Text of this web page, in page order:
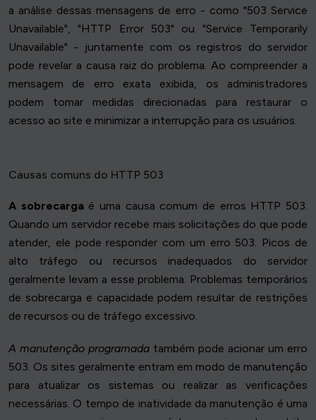
a análise dessas mensagens de erro - como "503 Service
Unavailable", "HTTP Error 503" ou "Service Temporarily
Unavailable" - juntamente com os registros do servidor
pode revelar a causa raiz do problema. Ao compreender a
mensagem de erro exata exibida, os administradores
podem tomar medidas direcionadas para restaurar o
acesso ao site e minimizar a interrupção para os usuários.
Causas comuns do HTTP 503
A sobrecargaé uma causa comum de erros HTTP 503.
Quando um servidor recebe mais solicitações do que pode
atender, ele pode responder com um erro 503. Picos de
alto tráfego ou recursos inadequados do servidor
geralmente levam a esse problema. Problemas temporários
de sobrecarga e capacidade podem resultar de restrições
de recursos ou de tráfego excessivo.
A manutenção programada também pode acionar um erro
503. Os sites geralmente entram em modo de manutenção
para atualizar os sistemas ou realizar as verificações
necessárias. O tempo de inatividade da manutenção é uma